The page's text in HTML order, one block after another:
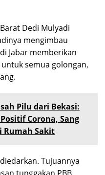
Dedi Mulyadi
mengimbau
Jabar memberikan
semua golongan,
Pilu dari Bekasi:
Corona, Sang
Rumah Sakit
Tujuannya